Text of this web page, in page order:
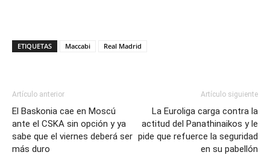
ETIQUETAS Maccabi Real Madrid
Artículo anterior
El Baskonia cae en Moscú
ante el CSKA sin opción y ya
sabe que el viernes deberá ser
más duro
Artículo siguiente
La Euroliga carga contra la
actitud del Panathinaikos y le
pide que refuerce la seguridad
en su pabellón